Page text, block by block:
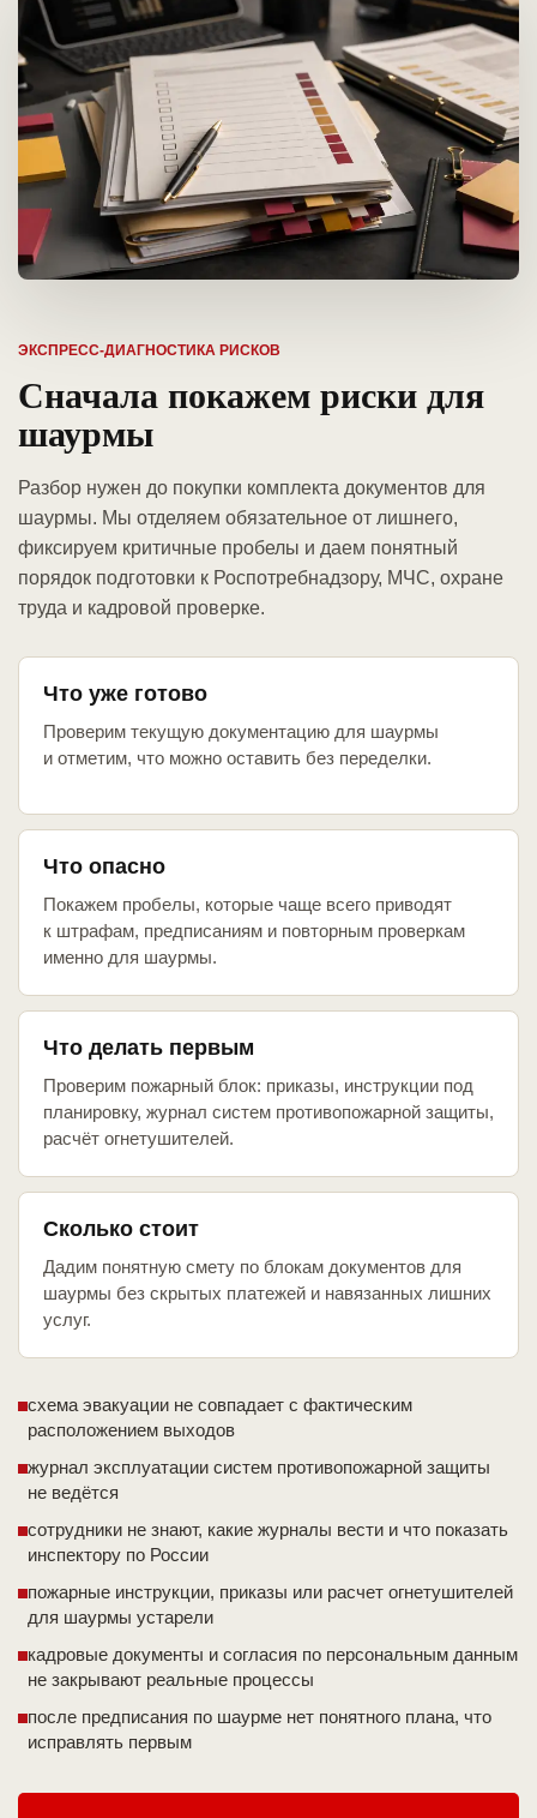
ЭКСПРЕСС-ДИАГНОСТИКА РИСКОВ
Сначала покажем риски для
шаурмы
Разбор нужен до покупки комплекта документов для
шаурмы. Мы отделяем обязательное от лишнего,
фиксируем критичные пробелы и даем понятный
порядок подготовки к Роспотребнадзору, МЧС, охране
труда и кадровой проверке.
Что уже готово
Проверим текущую документацию для шаурмы
и отметим, что можно оставить без переделки.
Что опасно
Покажем пробелы, которые чаще всего приводят
к штрафам, предписаниям и повторным проверкам
именно для шаурмы.
Что делать первым
Проверим пожарный блок: приказы, инструкции под
планировку, журнал систем противопожарной защиты,
расчёт огнетушителей.
Сколько стоит
Дадим понятную смету по блокам документов для
шаурмы без скрытых платежей и навязанных лишних
услуг.
схема эвакуации не совпадает с фактическим
расположением выходов
журнал эксплуатации систем противопожарной защиты
не ведётся
сотрудники не знают, какие журналы вести и что показать
инспектору по России
пожарные инструкции, приказы или расчет огнетушителей
для шаурмы устарели
кадровые документы и согласия по персональным данным
не закрывают реальные процессы
после предписания по шаурме нет понятного плана, что
исправлять первым